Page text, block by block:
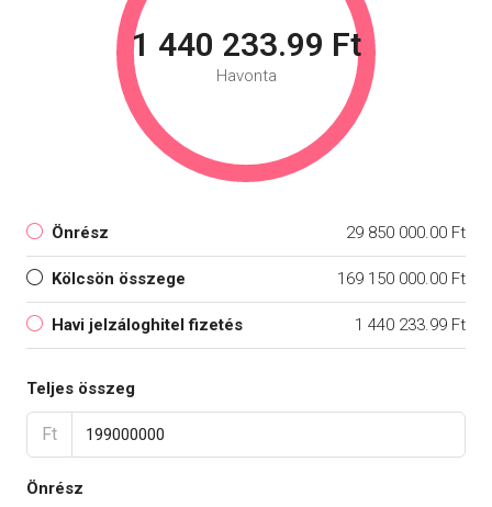
1 440 233.99 Ft
Havonta
Önrész 29 850 000.00 Ft
Kölcsön összege 169 150 000.00 Ft
Havi jelzáloghitel fizetés 1 440 233.99 Ft
Teljes összeg
Ft
Önrész